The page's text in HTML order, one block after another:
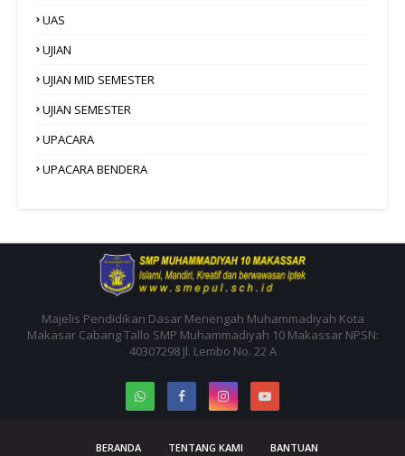
UAS
UJIAN
UJIAN MID SEMESTER
UJIAN SEMESTER
UPACARA
UPACARA BENDERA
Majelis Pendidikan Dasar Menengah Muhammadiyah Kota
Makasar Cabang Tallo SMP Muhammadiyah 10 Makassar NPSN:
40307298 Jl. Lembo No. 22 A
BERANDA TENTANG KAMI BANTUAN